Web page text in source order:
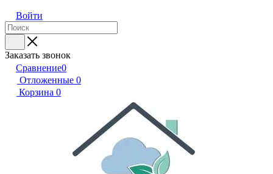
Войти
Заказать звонок
Сравнение0
Отложенные 0
Корзина 0